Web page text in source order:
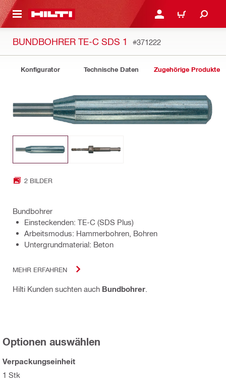
ANMELDEN ODER
WARENKORB
BUNDBOHRER TE-C SDS 1 #371222
Konfigurator Technische Daten Zugehörige Produkte
2 BILDER
Bundbohrer
Einsteckenden: TE-C (SDS Plus)
Arbeitsmodus: Hammerbohren, Bohren
Untergrundmaterial: Beton
MEHR ERFAHREN
Hilti Kunden suchten auch Bundbohrer
Optionen auswählen
Verpackungseinheit
1 Stk